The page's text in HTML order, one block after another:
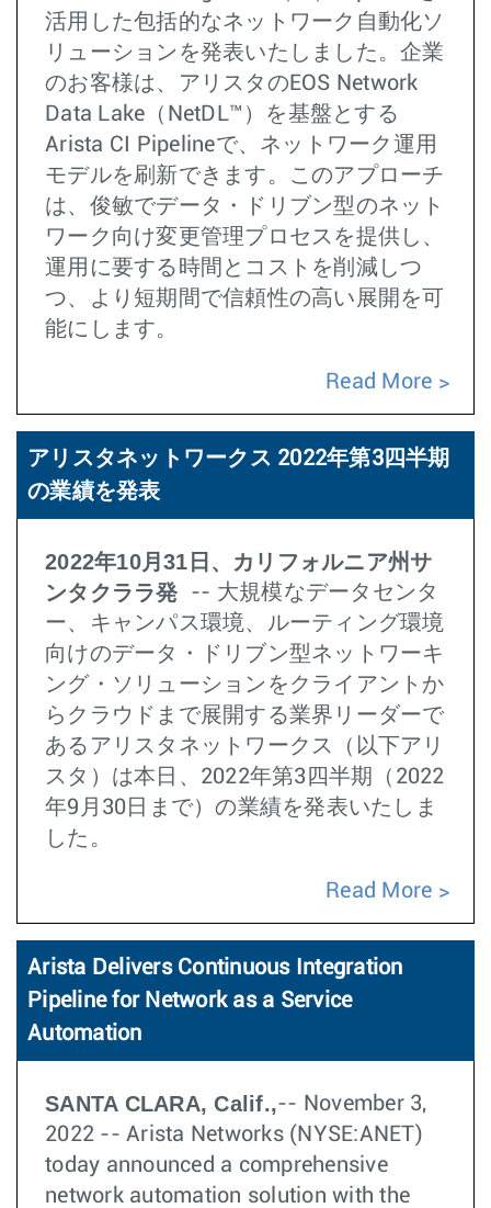
活用した包括的なネットワーク自動化ソ
リューションを発表いたしました。企業
のお客様は、アリスタのEOS Network
Data Lake（NetDL™）を基盤とする
Arista CI Pipelineで、ネットワーク運用
モデルを刷新できます。このアプローチ
は、俊敏でデータ・ドリブン型のネット
ワーク向け変更管理プロセスを提供し、
運用に要する時間とコストを削減しつ
つ、より短期間で信頼性の高い展開を可
能にします。
Read More
アリスタネットワークス 2022年第3四半期
の業績を発表
2022年10月31日、カリフォルニア州サ
ンタクララ発
-- 大規模なデータセンタ
ー、キャンパス環境、ルーティング環境
向けのデータ・ドリブン型ネットワーキ
ング・ソリューションをクライアントか
らクラウドまで展開する業界リーダーで
あるアリスタネットワークス（以下アリ
スタ）は本日、2022年第3四半期（2022
年9月30日まで）の業績を発表いたしま
した。
Read More
Arista Delivers Continuous Integration
Pipeline for Network as a Service
Automation
SANTA CLARA, Calif.,-- November 3,
2022 -- Arista Networks (NYSE:ANET)
today announced a comprehensive
network automation solution with the